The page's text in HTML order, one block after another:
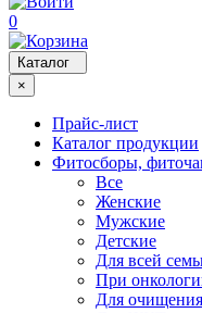
0
Каталог
×
Прайс-лист
Каталог продукции
Фитосборы,
Все
Женские
Мужские
Детские
Для всей
При
Для очищения